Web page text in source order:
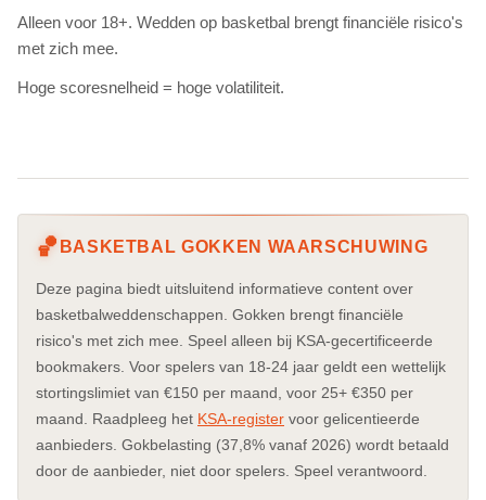
Alleen voor 18+. Wedden op basketbal brengt financiële risico's
met zich mee.
Hoge scoresnelheid = hoge volatiliteit.
🏀 BASKETBAL GOKKEN WAARSCHUWING
Deze pagina biedt uitsluitend informatieve content over
basketbalweddenschappen. Gokken brengt financiële
risico's met zich mee. Speel alleen bij KSA-gecertificeerde
bookmakers. Voor spelers van 18-24 jaar geldt een wettelijk
stortingslimiet van €150 per maand, voor 25+ €350 per
maand. Raadpleeg het KSA-register voor gelicentieerde
aanbieders. Gokbelasting (37,8% vanaf 2026) wordt betaald
door de aanbieder, niet door spelers. Speel verantwoord.